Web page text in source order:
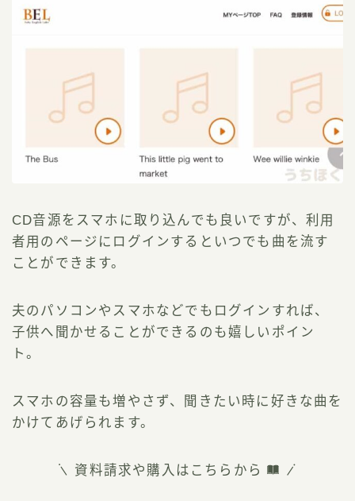
CD音源をスマホに取り込んでも良いですが、利用
者用のページにログインするといつでも曲を流す
ことができます。
夫のパソコンやスマホなどでもログインすれば、
子供へ聞かせることができるのも嬉しいポイン
ト。
スマホの容量も増やさず、聞きたい時に好きな曲を
かけてあげられます。
資料請求や購入はこちらから